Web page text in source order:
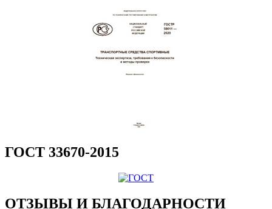
ГОСТ 33670-2015
ОТЗЫВЫ И БЛАГОДАРНОСТИ